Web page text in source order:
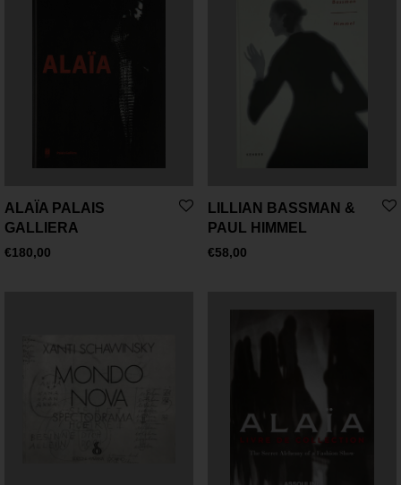
ALAÏA PALAIS
GALLIERA
€180,00
LILLIAN BASSMAN &
PAUL HIMMEL
€58,00